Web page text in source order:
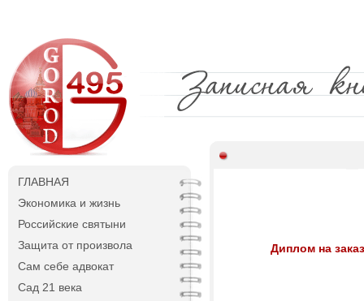
ГЛАВНАЯ
Экономика и жизнь
Российские святыни
Защита от произвола
Сам себе адвокат
Сад 21 века
Диплом на